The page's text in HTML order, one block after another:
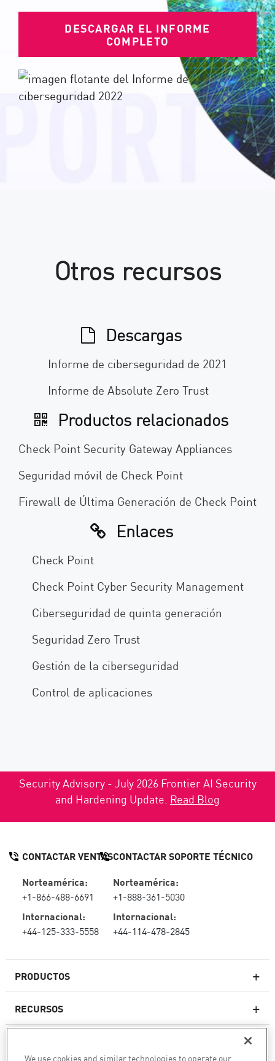
DESCARGAR EL INFORME
COMPLETO
Otros recursos
Descargas
Informe de ciberseguridad de 2021
Informe de Absolute Zero Trust
Productos relacionados
Check Point Security Gateway Appliances
Seguridad móvil de Check Point
Firewall de Última Generación de Check Point
Enlaces
Check Point
Check Point Cyber Security Management
Ciberseguridad de quinta generación
Seguridad Zero Trust
Gestión de la ciberseguridad
Control de aplicaciones
Security Advisory - July 2026 Frontier AI Security
and Hardening Update. Read Blog
PRODUCTOS
Firewall de última generación
RECURSOS
CONTACTAR VENTAS
Norteamérica:
+1-866-488-6691
Internacional:
+44-125-333-5558
CONTACTAR SOPORTE TÉCNICO
Norteamérica:
+1-888-361-5030
Internacional:
+44-114-478-2845
We use cookies and similar technologies to operate our